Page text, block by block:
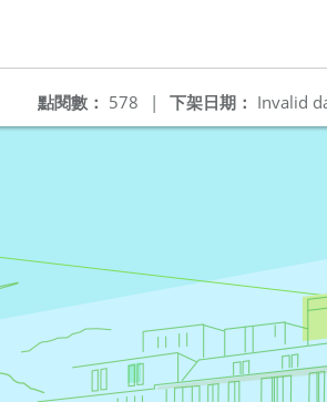
下架日期： Invalid
點閱數： 578 |